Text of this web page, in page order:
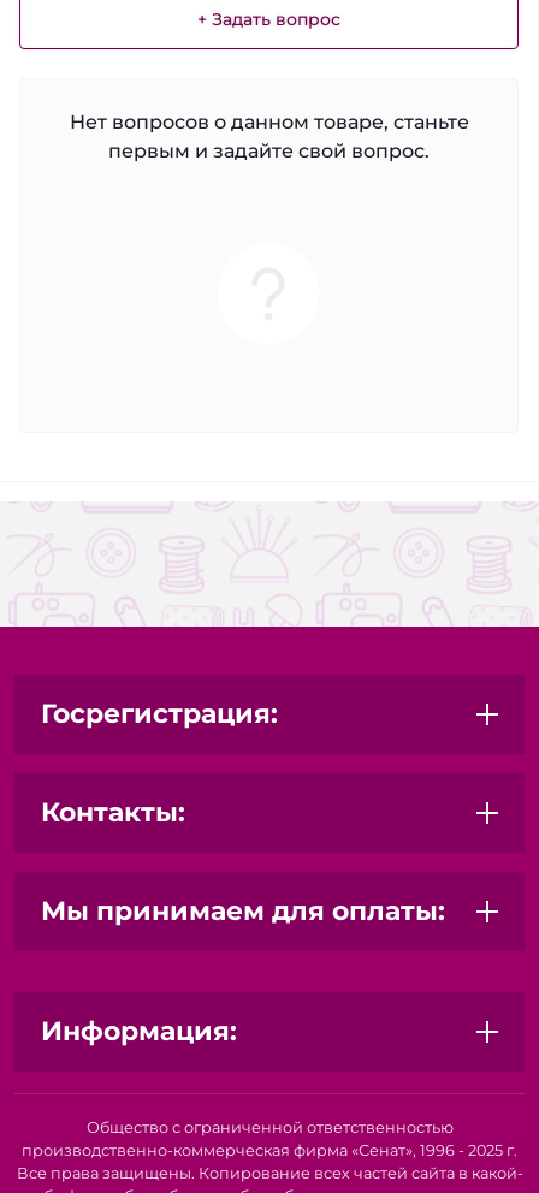
+ Задать вопрос
Нет вопросов о данном товаре, станьте
первым и задайте свой вопрос.
Госрегистрация:
Контакты:
Мы принимаем для оплаты:
Информация:
Общество с ограниченной ответственностью
производственно-коммерческая фирма «Сенат», 1996 - 2025 г.
Все права защищены. Копирование всех частей сайта в какой-